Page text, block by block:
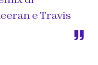
e Travis